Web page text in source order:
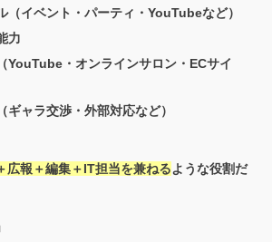
（イベント・パーティ・YouTubeなど）
力
YouTube・オンラインサロン・ECサイ
ギャラ交渉・外部対応など）
広報＋編集＋IT担当を兼ねるような役割だ